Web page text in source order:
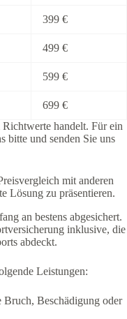
399 €
499 €
599 €
699 €
Richtwerte handelt. Für ein
bitte und senden Sie uns
mit anderen
Lösung zu präsentieren.
an bestens abgesichert.
inklusive, die
abdeckt.
Leistungen:
Beschädigung oder